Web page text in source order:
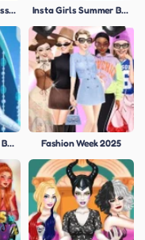
Anime Princess Dress Up Insta Girls Summer Bright
Ice Sisters Wedding Bliss Fashion Week 2025